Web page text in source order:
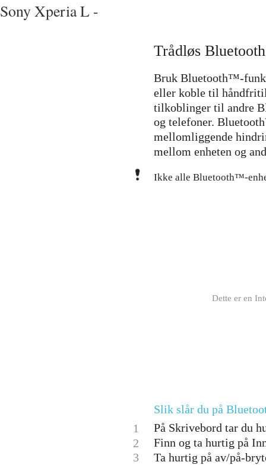
Sony Xperia L -
Trådløs
Bruk Bluetooth™-
eller koble til
tilkoblinger til andre
og telefoner.
mellomliggende
mellom enheten og
Ikke alle Bluetooth™-
Dette er en
Slik slår du på
1
På Skrivebord tar du
2
Finn og ta hurtig på
3
Ta hurtig på av/på-